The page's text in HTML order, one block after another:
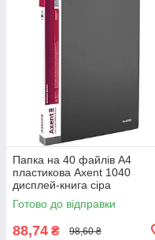
Папка на 40 файлів А4
пластикова Axent 1040
дисплей-книга сіра
Готово до відправки
88,74 ₴ 98,60 ₴